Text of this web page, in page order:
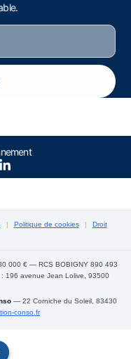
| Politique de cookies |
Droit
000 € — RCS BOBIGNY 890 493
196 avenue Jean Lolive, 93500
— 22 Corniche du Soleil, 83430
conso.fr